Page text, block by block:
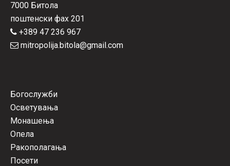
7000 Битола
поштенски фах 201
+389 47 236 967
mitropolija.bitola@gmail.com
Богослужби
Осветувања
Монашења
Опела
Ракополагања
Посети